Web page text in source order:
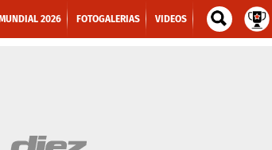
2026 FOTOGALERIAS VIDEOS